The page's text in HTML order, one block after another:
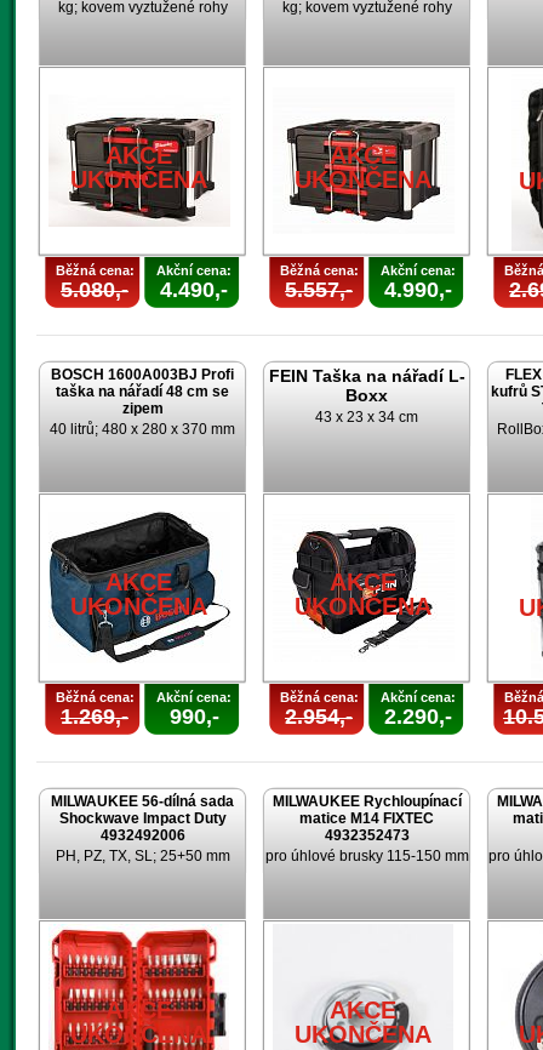
kg; kovem vyztužené rohy
AKCE
UKONČENA
Běžná cena:
5.080,-
Akční cena:
4.490,-
kg; kovem vyztužené rohy
AKCE
UKONČENA
Běžná cena:
5.557,-
Akční cena:
4.990,-
BOSCH 1600A003BJ Profi
taška na nářadí 48 cm se
zipem
40 litrů; 480 x 280 x 370 mm
AKCE
UKONČENA
Běžná cena:
1.269,-
Akční cena:
990,-
FEIN Taška na nářadí L-
Boxx
43 x 23 x 34 cm
AKCE
UKONČENA
Běžná cena:
2.954,-
Akční cena:
2.290,-
kufrů
MILWAUKEE 56-dílná sada
Shockwave Impact Duty
4932492006
PH, PZ, TX, SL; 25+50 mm
AKCE
UKONČENA
MILWAUKEE Rychloupínací
matice M14 FIXTEC
4932352473
pro úhlové brusky 115-150 mm
AKCE
UKONČENA
pro